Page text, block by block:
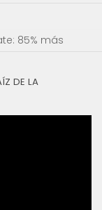
85% más
DE LA